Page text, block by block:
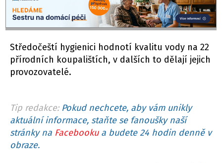
Středočeští hygienici hodnotí kvalitu vody na 22
přírodních koupalištích, v dalších to dělají jejich
provozovatelé.
Tip redakce: Pokud nechcete, aby vám unikly
aktuální informace, staňte se fanoušky naší
stránky na Facebookua budete 24 hodin denně v
obraze.